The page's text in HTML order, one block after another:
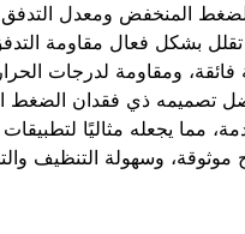
المنخفض ومعدل التدفق
بشكل فعال مقاومة
ومقاومة لدرجات
تصميمه ذي فقدان
مما يجعله مثاليًا
وسهولة التنظيف